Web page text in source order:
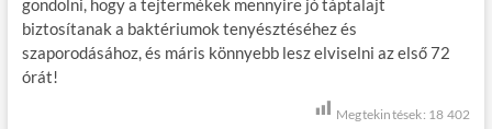
gondolni, hogy a tejtermékek mennyire jó táptalajt
biztosítanak a baktériumok tenyésztéséhez és
szaporodásához, és máris könnyebb lesz elviselni az első 72
órát!
Megtekintések: 18 402